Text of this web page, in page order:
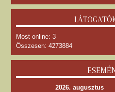
Most online: 3
Összesen: 4273884
2026. augusztus